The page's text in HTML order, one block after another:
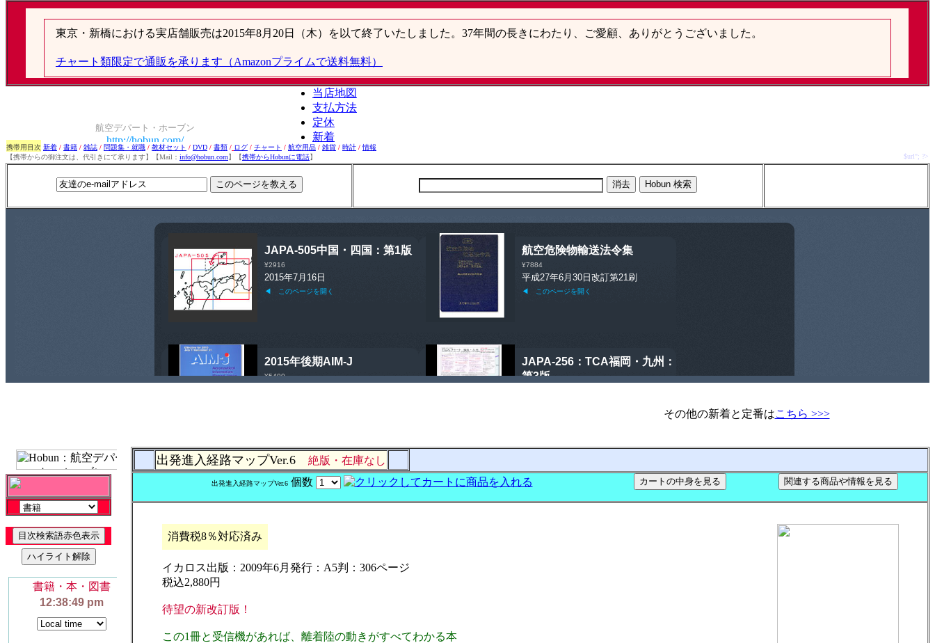
携帯用目次 新着 / 書籍 / 雑誌 / 問題集・就職 / 教材セット / DVD / 書類 / ログ / チャート / 航空用品 / 雑貨 / 時計 / 情報
【携帯からの御注文は、代引きにて承ります】【Mail： info@hobun.com】【携帯からHobunに電話】 $url"; ?>
その他の新着と定番はこちら >>>
出発進入経路マップVer.6 絶版・在庫なし
出発進入経路マップVer.6 個数
消費税8％対応済み
イカロス出版：2009年6月発行：A5判：306ページ
税込2,880円
待望の新改訂版！
この1冊と受信機があれば、離着陸の動きがすべてわかる本